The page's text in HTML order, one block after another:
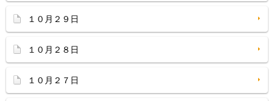
１０月２９日
１０月２８日
１０月２７日